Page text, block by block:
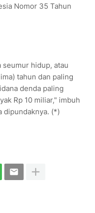
Nomor 35 Tahun
seumur hidup, atau
tahun dan paling
denda paling
Rp 10 miliar," imbuh
dipundaknya. (*)